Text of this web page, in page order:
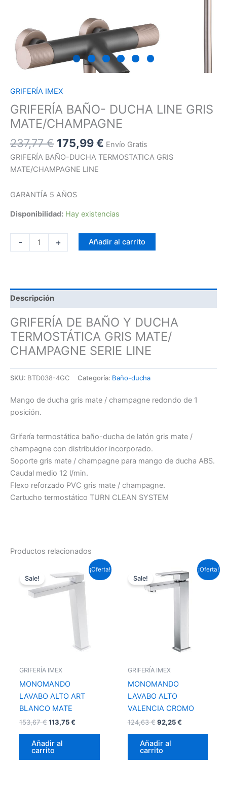
GRIFERÍA IMEX
GRIFERÍA BAÑO- DUCHA LINE GRIS
MATE/CHAMPAGNE
237,77€ 175,99€ Envío Gratis
GRIFERÍA BAÑO-DUCHA TERMOSTATICA GRIS
MATE/CHAMPAGNE LINE
GARANTÍA 5 AÑOS
Disponibilidad: Hay existencias
- + Añadir al carrito
Descripción
GRIFERÍA DE BAÑO Y DUCHA
TERMOSTÁTICA GRIS MATE/
CHAMPAGNE SERIE LINE
SKU: BTD038-4GC Categoría: Baño-ducha
Mango de ducha gris mate / champagne redondo de 1
posición.
Grifería termostática baño-ducha de latón gris mate /
champagne con distribuidor incorporado.
Soporte gris mate / champagne para mango de ducha ABS.
Caudal medio 12 l/min.
Flexo reforzado PVC gris mate / champagne.
Cartucho termostático TURN CLEAN SYSTEM
Productos relacionados
¡Oferta!
Sale!
GRIFERÍA IMEX
MONOMANDO
LAVABO ALTO ART
BLANCO MATE
153,67€
precio
original
era:
113,75€
precio
actual
Añadir al
carrito
¡Oferta!
Sale!
GRIFERÍA IMEX
MONOMANDO
LAVABO ALTO
VALENCIA CROMO
124,63€
precio
original
era:
92,25€
precio
actual
Añadir al
carrito